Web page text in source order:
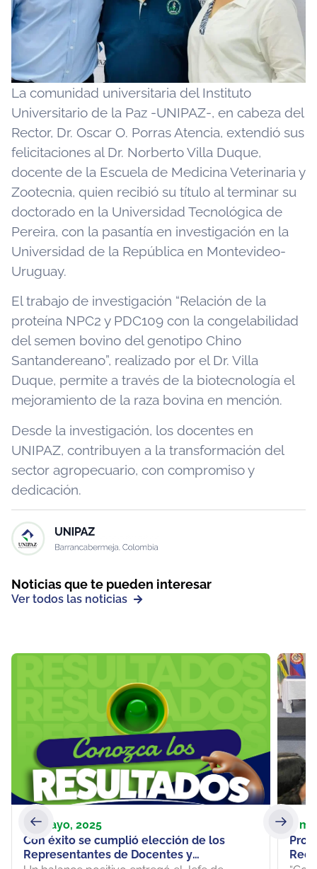
La comunidad universitaria del Instituto
Universitario de la Paz -UNIPAZ-, en cabeza del
Rector, Dr. Oscar O. Porras Atencia, extendió sus
felicitaciones al Dr. Norberto Villa Duque,
docente de la Escuela de Medicina Veterinaria y
Zootecnia, quien recibió su título al terminar su
doctorado en la Universidad Tecnológica de
Pereira, con la pasantía en investigación en la
Universidad de la República en Montevideo-
Uruguay.
El trabajo de investigación “Relación de la
proteína NPC2 y PDC109 con la congelabilidad
del semen bovino del genotipo Chino
Santandereano”, realizado por el Dr. Villa
Duque, permite a través de la biotecnología el
mejoramiento de la raza bovina en mención.
Desde la investigación, los docentes en
UNIPAZ, contribuyen a la transformación del
sector agropecuario, con compromiso y
dedicación.
Noticias que te pueden interesar
Ver todos las noticias
30 mayo, 2025
Con éxito se cumplió elección de los
Representantes de Docentes y
8